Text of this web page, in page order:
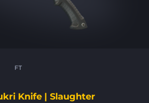
FT
Knife | Slaughter